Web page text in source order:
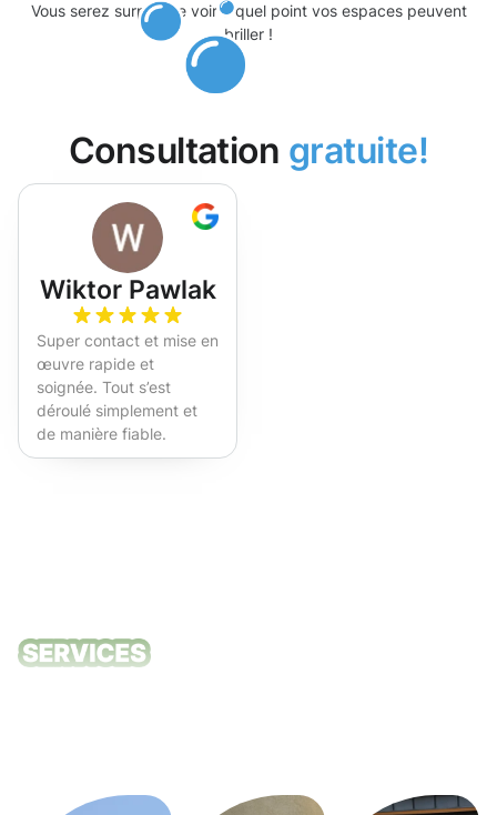
Vous serez surpris de voir à quel point vos espaces peuvent
briller !
Consultation gratuite!
Wiktor Pawlak
Super contact et mise en
œuvre rapide et
soignée. Tout s’est
déroulé simplement et
de manière fiable.
Fortement recommandé !